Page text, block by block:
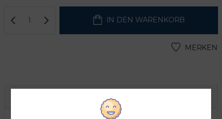
IN DEN WARENKORB
MERKEN